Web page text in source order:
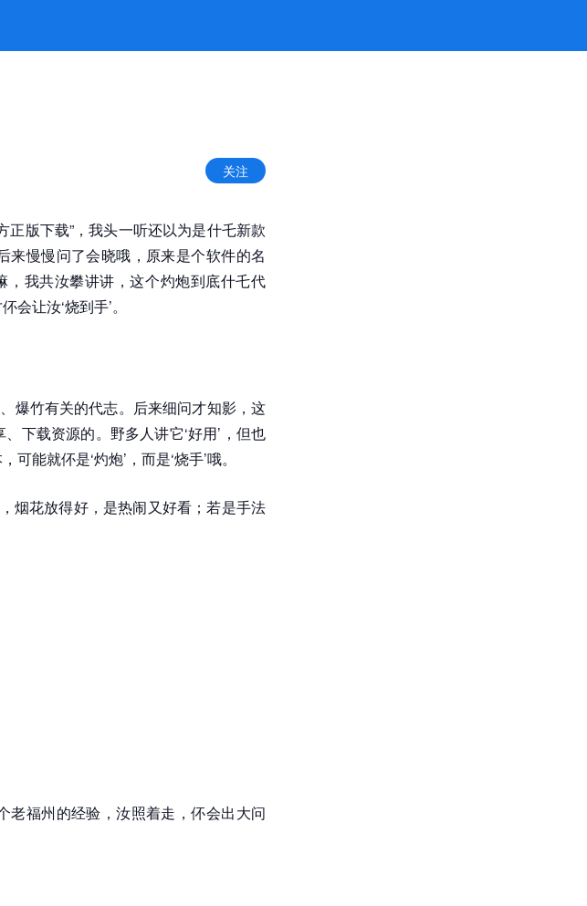
官网
关注
版下载”，我头一听还以为是什乇新款
来慢慢问了会晓哦，原来是个软件的名
，我共汝攀讲讲，这个灼炮到底什乇代
让汝‘烧到手’。
爆竹有关的代志。后来细问才知影，这
下载资源的。野多人讲它‘好用’，但也
能就伓是‘灼炮’，而是‘烧手’哦。
烟花放得好，是热闹又好看；若是手法
老福州的经验，汝照着走，伓会出大问